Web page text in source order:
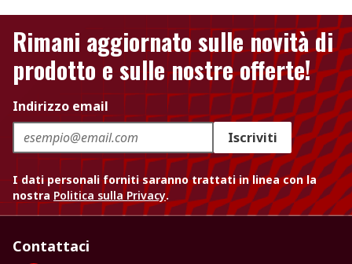
Rimani aggiornato sulle novità di
prodotto e sulle nostre offerte!
Indirizzo email
Iscriviti
I dati personali forniti saranno trattati in linea con la
nostra Politica sulla Privacy.
Contattaci